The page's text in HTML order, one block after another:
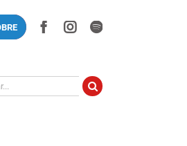
Facebook
Instagram
Spotify